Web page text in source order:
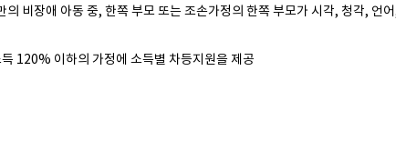
의 비장애 아동 중, 한쪽 부모 또는 조손가정의 한쪽 부모가 시각, 청각, 언
120% 이하의 가정에 소득별 차등지원을 제공